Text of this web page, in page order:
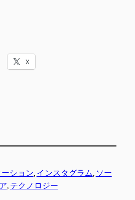
X
ション, インスタグラム, ソー
, テクノロジー